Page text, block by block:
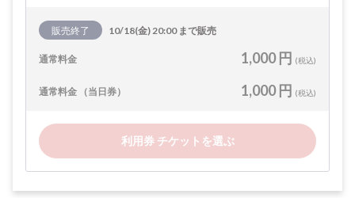
販売終了 10/18(金) 20:00 まで販売
通常料金 1,000 円 (税込)
通常料金 （当日券） 1,000 円 (税込)
利用券 チケットを選ぶ